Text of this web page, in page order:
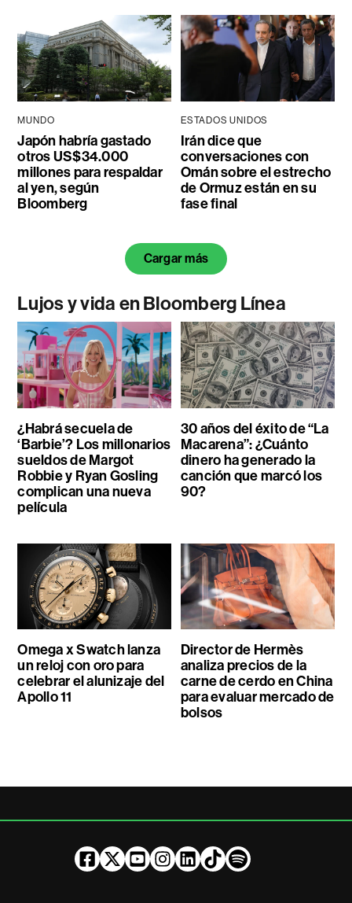
MUNDO
Japón habría gastado
otros US$34.000
millones para respaldar
al yen, según
Bloomberg
ESTADOS UNIDOS
Irán dice que
conversaciones con
Omán sobre el estrecho
de Ormuz están en su
fase final
Cargar más
Lujos y vida en Bloomberg Línea
¿Habrá secuela de
‘Barbie’? Los millonarios
sueldos de Margot
Robbie y Ryan Gosling
complican una nueva
película
30 años del éxito de “La
Macarena”: ¿Cuánto
dinero ha generado la
canción que marcó los
90?
Omega x Swatch lanza
un reloj con oro para
celebrar el alunizaje del
Apollo 11
Director de Hermès
analiza precios de la
carne de cerdo en China
para evaluar mercado de
bolsos